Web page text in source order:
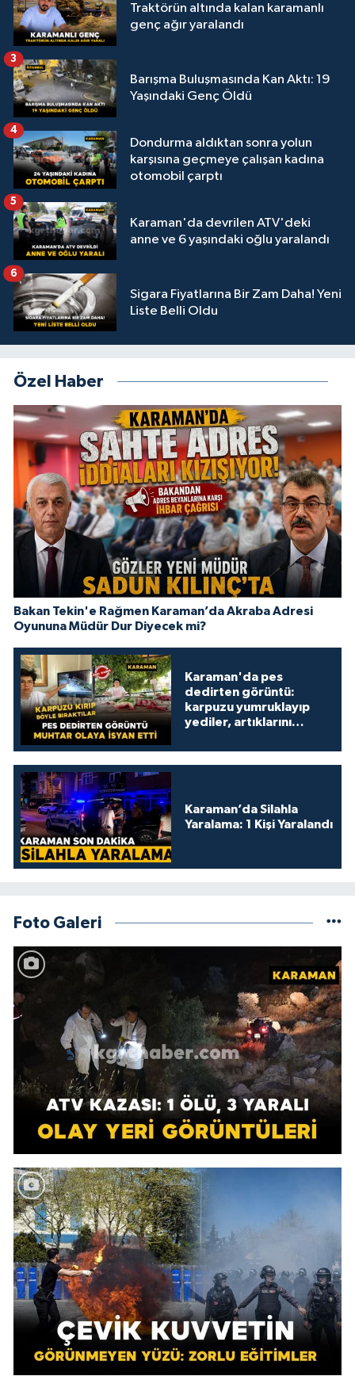
Traktörün altında kalan karamanlı
genç ağır yaralandı
Barışma Buluşmasında Kan Aktı: 19
Yaşındaki Genç Öldü
3
Dondurma aldıktan sonra yolun
karşısına geçmeye çalışan kadına
otomobil çarptı
4
Karaman'da devrilen ATV'deki
anne ve 6 yaşındaki oğlu yaralandı
5
Sigara Fiyatlarına Bir Zam Daha! Yeni
Liste Belli Oldu
6
Özel Haber
Bakan Tekin'e Rağmen Karaman’da Akraba Adresi
Oyununa Müdür Dur Diyecek mi?
Karaman'da pes
dedirten görüntü:
karpuzu yumruklayıp
yediler, artıklarını
Karaman’da Silahla
Yaralama: 1 Kişi Yaralandı
Foto Galeri